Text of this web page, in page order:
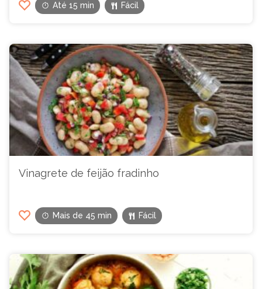
Até 15 min Fácil
Vinagrete de feijão fradinho
Mais de 45 min Fácil